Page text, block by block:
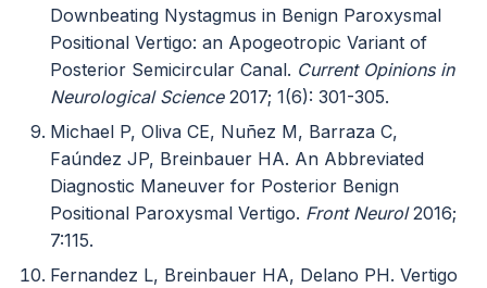
Downbeating Nystagmus in Benign Paroxysmal
Positional Vertigo: an Apogeotropic Variant of
Posterior Semicircular Canal. Current Opinions in
Neurological Science2017; 1(6): 301-305.
Michael P, Oliva CE, Nuñez M, Barraza C,
Faúndez JP, Breinbauer HA. An Abbreviated
Diagnostic Maneuver for Posterior Benign
Positional Paroxysmal Vertigo. Front Neurol2016;
7:115.
Fernandez L, Breinbauer HA, Delano PH. Vertigo